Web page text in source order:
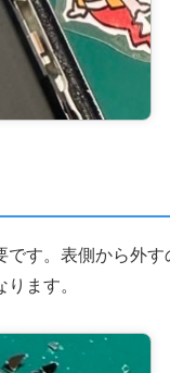
す。表側から外
ます。